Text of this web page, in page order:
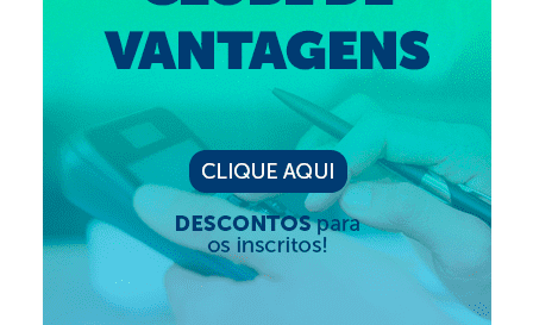
Eleições
Fiscalização
Responsabilidade Técnica
Legislações
Decisões
Portarias